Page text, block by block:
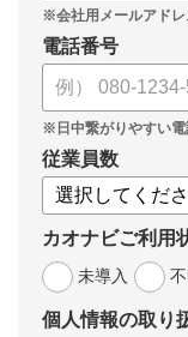
電話番号
従業員数
カオナビご利用
未導入
個人情報の取り